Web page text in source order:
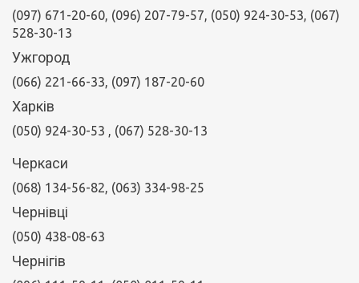
(097) 671-20-60, (096) 207-79-57, (050) 924-30-53, (067)
528-30-13
Ужгород
(066) 221-66-33, (097) 187-20-60
Харків
(050) 924-30-53 , (067) 528-30-13
Черкаси
(068) 134-56-82, (063) 334-98-25
Чернівці
(050) 438-08-63
Чернігів